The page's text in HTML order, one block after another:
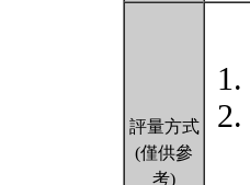
評量方式
(僅供參
考)